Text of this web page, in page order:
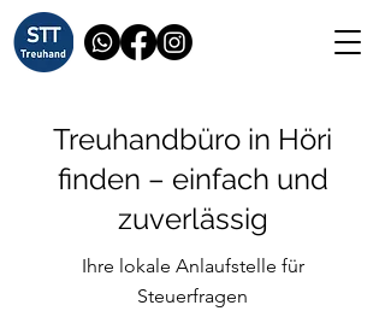
Treuhandbüro in Höri
finden – einfach und
zuverlässig
Ihre lokale Anlaufstelle für
Steuerfragen